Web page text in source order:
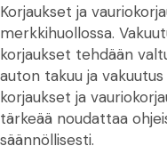
Korjaukset ja
merkkihuollossa.
korjaukset tehdään
auton takuu ja
korjaukset ja
tärkeää noudattaa
säännöllisesti.